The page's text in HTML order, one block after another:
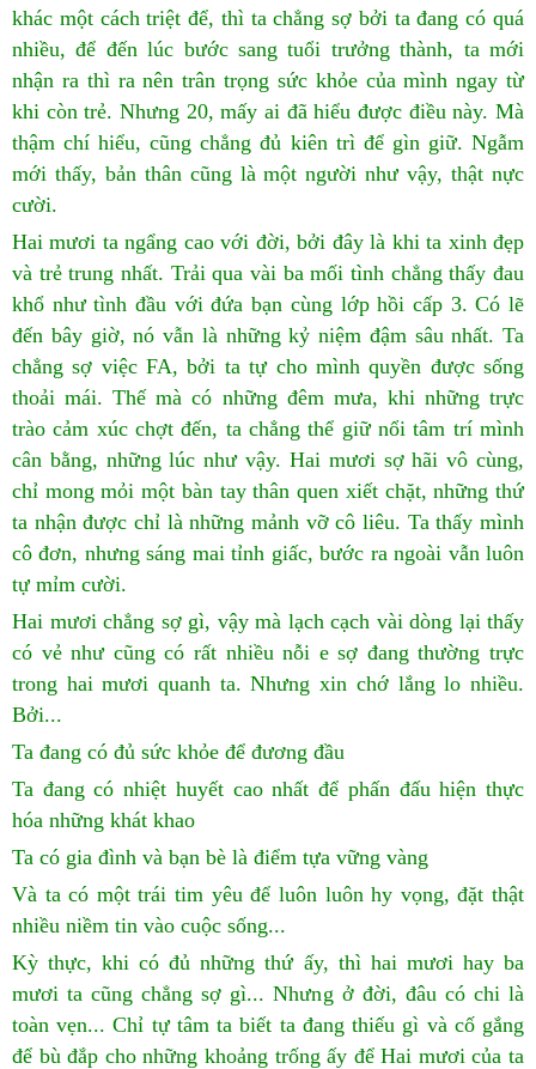
khác một cách triệt để, thì ta chẳng sợ bởi ta đang có quá
nhiều, để đến lúc bước sang tuổi trưởng thành, ta mới
nhận ra thì ra nên trân trọng sức khỏe của mình ngay từ
khi còn trẻ. Nhưng 20, mấy ai đã hiểu được điều này. Mà
thậm chí hiểu, cũng chẳng đủ kiên trì để gìn giữ. Ngẫm
mới thấy, bản thân cũng là một người như vậy, thật nực
cười.
Hai mươi ta ngẩng cao với đời, bởi đây là khi ta xinh đẹp
và trẻ trung nhất. Trải qua vài ba mối tình chẳng thấy đau
khổ như tình đầu với đứa bạn cùng lớp hồi cấp 3. Có lẽ
đến bây giờ, nó vẫn là những kỷ niệm đậm sâu nhất. Ta
chẳng sợ việc FA, bởi ta tự cho mình quyền được sống
thoải mái. Thế mà có những đêm mưa, khi những trực
trào cảm xúc chợt đến, ta chẳng thể giữ nổi tâm trí mình
cân bằng, những lúc như vậy. Hai mươi sợ hãi vô cùng,
chỉ mong mỏi một bàn tay thân quen xiết chặt, những thứ
ta nhận được chỉ là những mảnh vỡ cô liêu. Ta thấy mình
cô đơn, nhưng sáng mai tỉnh giấc, bước ra ngoài vẫn luôn
tự mỉm cười.
Hai mươi chẳng sợ gì, vậy mà lạch cạch vài dòng lại thấy
có vẻ như cũng có rất nhiều nỗi e sợ đang thường trực
trong hai mươi quanh ta. Nhưng xin chớ lắng lo nhiều.
Bởi...
Ta đang có đủ sức khỏe để đương đầu
Ta đang có nhiệt huyết cao nhất để phấn đấu hiện thực
hóa những khát khao
Ta có gia đình và bạn bè là điểm tựa vững vàng
Và ta có một trái tim yêu để luôn luôn hy vọng, đặt thật
nhiều niềm tin vào cuộc sống...
Kỳ thực, khi có đủ những thứ ấy, thì hai mươi hay ba
mươi ta cũng chẳng sợ gì... Nhưng ở đời, đâu có chi là
toàn vẹn... Chỉ tự tâm ta biết ta đang thiếu gì và cố gắng
để bù đắp cho những khoảng trống ấy để Hai mươi của ta